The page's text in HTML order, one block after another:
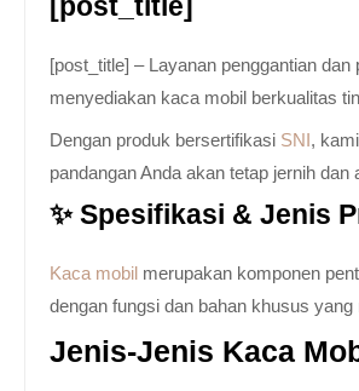
[post_title]
[post_title] – Layanan penggantian
menyediakan kaca mobil berkualitas
Dengan produk bersertifikasi SNI,
pandangan Anda akan tetap jernih
✨ Spesifikasi & Jenis
Kaca mobilmerupakan komponen
dengan fungsi dan bahan khusus
Jenis-Jenis Kaca